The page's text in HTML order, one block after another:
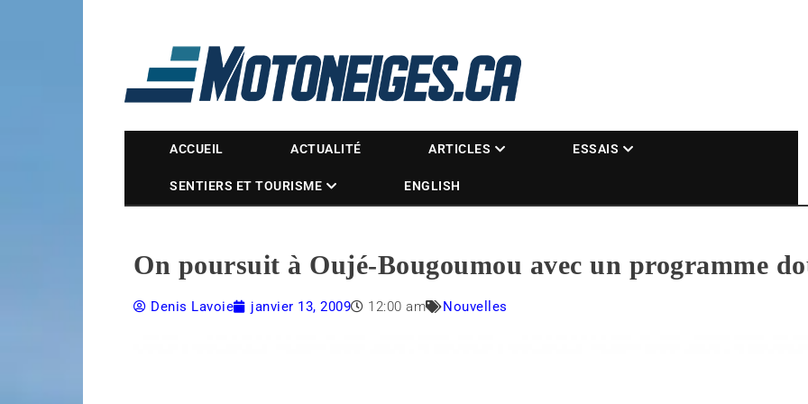
Magazine Motoneiges.ca
ACCUEIL ACTUALITÉ ARTICLES ESSAIS
SENTIERS ET TOURISME ENGLISH
On poursuit à Oujé-Bougoumou avec un programme
Denis Lavoie janvier 13, 2009 12:00 am Nouvelles